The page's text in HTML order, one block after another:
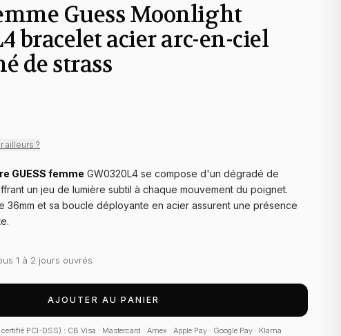
Guess Moonlight
bracelet acier arc-en-ciel
de strass
ailleurs ?
GUESS femme GW0320L4 se compose d'un dégradé de
un jeu de lumière subtil à chaque mouvement du poignet.
36mm et sa boucle déployante en acier assurent une présence
1 à 2 jours ouvrés
AJOUTER AU PANIER
PCI-DSS) : CB Visa · Mastercard · Amex · Apple Pay · Google Pay · Klarna